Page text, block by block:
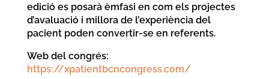
edició es posarà èmfasi en com els projectes
d’avaluació i millora de l’experiència del
pacient poden convertir-se en referents.
Web del congrés:
https://xpatientbcncongress.com/